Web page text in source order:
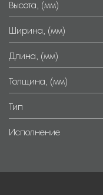
Высота, (мм)
Ширина, (мм)
Длина, (мм)
Толщина, (мм)
Тип
Исполнение